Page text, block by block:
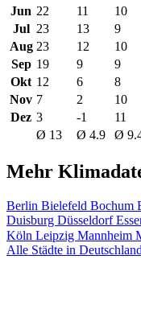
Jun 22 11 10
Jul 23 13 9
Aug 23 12 10
Sep 19 9 9
Okt 12 6 8
Nov 7 2 10
Dez 3 -1 11
Ø 13
Ø 4.9 Ø
Mehr
Berlin Bielefeld Bochum
Duisburg Düsseldorf
Köln Leipzig Mannheim
Alle Städte in Deutschland